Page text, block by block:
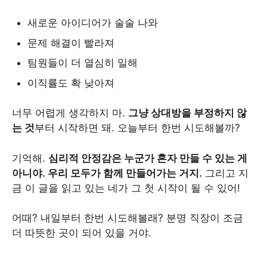
새로운 아이디어가 술술 나와
문제 해결이 빨라져
팀원들이 더 열심히 일해
이직률도 확 낮아져
너무 어렵게 생각하지 마. 그냥 상대방을 부정하지 않
는 것부터 시작하면 돼. 오늘부터 한번 시도해볼까?
기억해. 심리적 안정감은 누군가 혼자 만들 수 있는 게
아니야. 우리 모두가 함께 만들어가는 거지. 그리고 지
금 이 글을 읽고 있는 네가 그 첫 시작이 될 수 있어!
어때? 내일부터 한번 시도해볼래? 분명 직장이 조금
더 따뜻한 곳이 되어 있을 거야.